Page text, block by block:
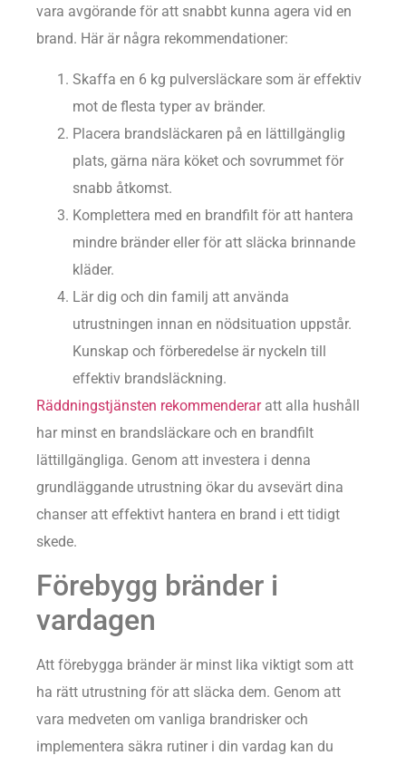
vara avgörande för att snabbt kunna agera vid en
brand. Här är några rekommendationer:
Skaffa en 6 kg pulversläckare som är effektiv
mot de flesta typer av bränder.
Placera brandsläckaren på en lättillgänglig
plats, gärna nära köket och sovrummet för
snabb åtkomst.
Komplettera med en brandfilt för att hantera
mindre bränder eller för att släcka brinnande
kläder.
Lär dig och din familj att använda
utrustningen innan en nödsituation uppstår.
Kunskap och förberedelse är nyckeln till
effektiv brandsläckning.
Räddningstjänsten rekommenderaratt alla hushåll
har minst en brandsläckare och en brandfilt
lättillgängliga. Genom att investera i denna
grundläggande utrustning ökar du avsevärt dina
chanser att effektivt hantera en brand i ett tidigt
skede.
Förebygg bränder i
vardagen
Att förebygga bränder är minst lika viktigt som att
ha rätt utrustning för att släcka dem. Genom att
vara medveten om vanliga brandrisker och
implementera säkra rutiner i din vardag kan du